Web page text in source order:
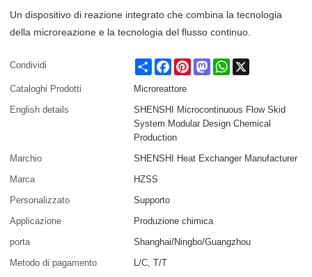
Un dispositivo di reazione integrato che combina la tecnologia
della microreazione e la tecnologia del flusso continuo.
Condividi Share FacebookPinterestMastodonWhatsApp
Cataloghi Prodotti
Microreattore
English details
SHENSHI Microcontinuous Flow Skid
System Modular Design Chemical
Production
Marchio
SHENSHI Heat Exchanger Manufacturer​
Marca
HZSS
Personalizzato
Supporto
Applicazione
Produzione chimica
porta
Shanghai/Ningbo/Guangzhou
Metodo di pagamento
L/C, T/T